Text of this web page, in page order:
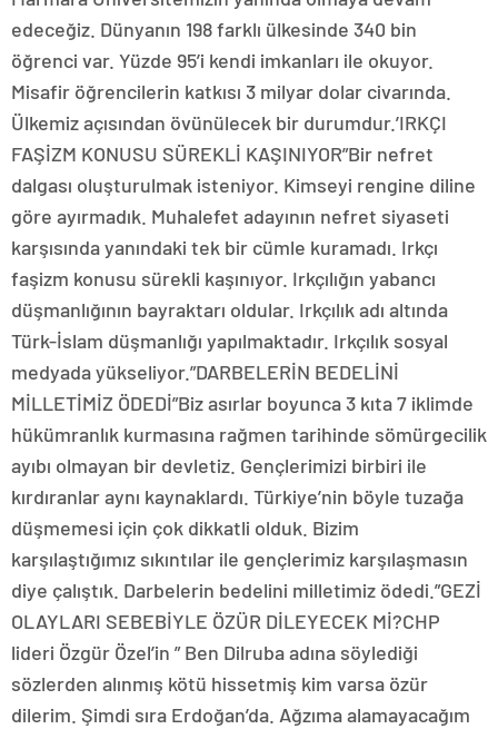
edeceğiz. Dünyanın 198 farklı ülkesinde 340 bin
öğrenci var. Yüzde 95’i kendi imkanları ile okuyor.
Misafir öğrencilerin katkısı 3 milyar dolar civarında.
Ülkemiz açısından övünülecek bir durumdur.’IRKÇI
FAŞİZM KONUSU SÜREKLİ KAŞINIYOR”Bir nefret
dalgası oluşturulmak isteniyor. Kimseyi rengine diline
göre ayırmadık. Muhalefet adayının nefret siyaseti
karşısında yanındaki tek bir cümle kuramadı. Irkçı
faşizm konusu sürekli kaşınıyor. Irkçılığın yabancı
düşmanlığının bayraktarı oldular. Irkçılık adı altında
Türk-İslam düşmanlığı yapılmaktadır. Irkçılık sosyal
medyada yükseliyor.”DARBELERİN BEDELİNİ
MİLLETİMİZ ÖDEDİ”Biz asırlar boyunca 3 kıta 7 iklimde
hükümranlık kurmasına rağmen tarihinde sömürgecilik
ayıbı olmayan bir devletiz. Gençlerimizi birbiri ile
kırdıranlar aynı kaynaklardı. Türkiye’nin böyle tuzağa
düşmemesi için çok dikkatli olduk. Bizim
karşılaştığımız sıkıntılar ile gençlerimiz karşılaşmasın
diye çalıştık. Darbelerin bedelini milletimiz ödedi.”GEZİ
OLAYLARI SEBEBİYLE ÖZÜR DİLEYECEK Mİ?CHP
lideri Özgür Özel’in ” Ben Dilruba adına söylediği
sözlerden alınmış kötü hissetmiş kim varsa özür
dilerim. Şimdi sıra Erdoğan’da. Ağzıma alamayacağım